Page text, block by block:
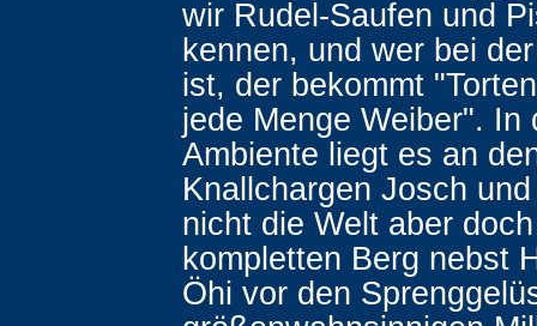
wir Rudel-Saufen und
kennen, und wer bei
ist, der bekommt
jede Menge Weiber". In
Ambiente liegt es an
Knallchargen Josch
nicht die Welt aber
kompletten Berg nebst
Öhi vor den